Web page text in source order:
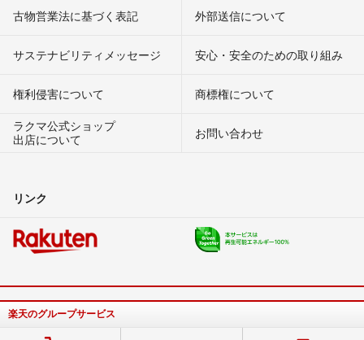
古物営業法に基づく表記 外部送信について
サステナビリティメッセージ 安心・安全のための取り組み
権利侵害について
商標権について
ラクマ公式ショップ
出店について
お問い合わせ
リンク
楽天のグループサービス